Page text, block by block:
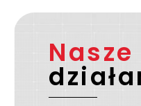
Nasze